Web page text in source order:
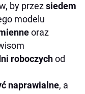
by przezsiedem
modelu
oraz
roboczychod
naprawialne, a